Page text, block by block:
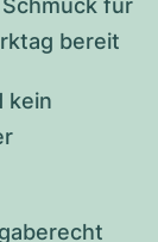
für
bereit
kein